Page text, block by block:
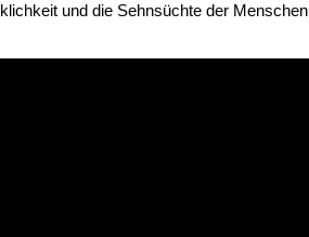
und die Sehnsüchte der Menschen